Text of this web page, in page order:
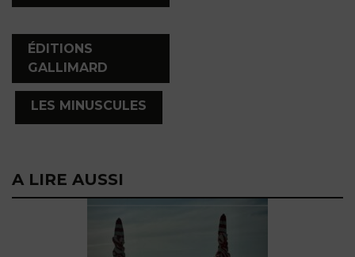
ÉDITIONS
GALLIMARD
LES MINUSCULES
A LIRE AUSSI